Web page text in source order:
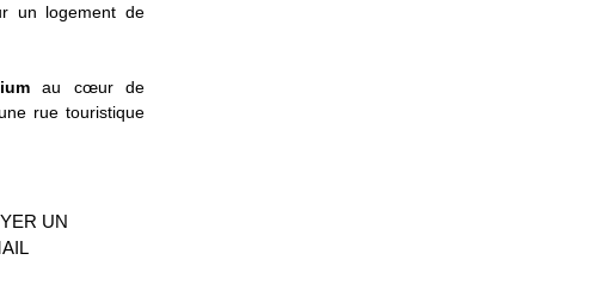
un logement de
au cœur de
rue touristique
UN